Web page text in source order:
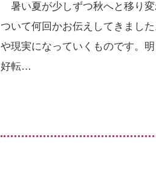
暑い夏が少しずつ秋へと移り
ついて何回かお伝えしてきまし
や現実になっていくものです。
好転…